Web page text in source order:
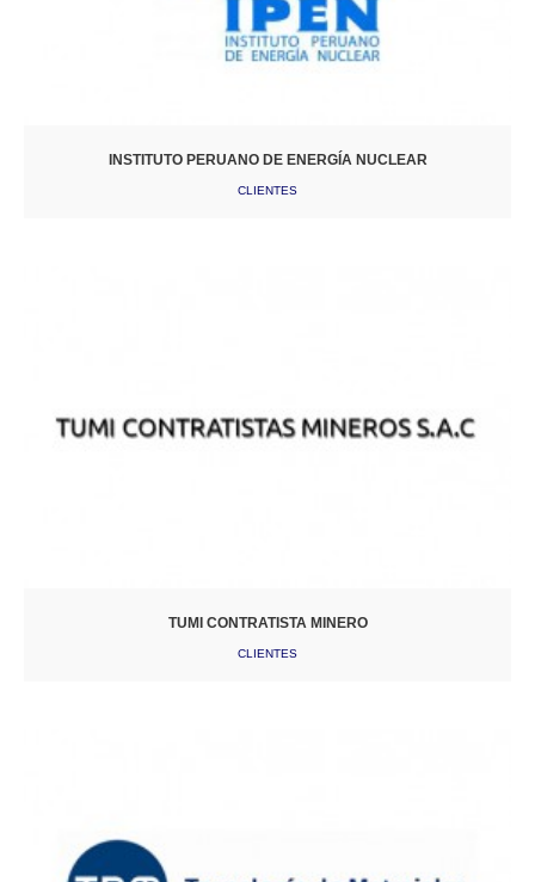
INSTITUTO PERUANO DE ENERGÍA NUCLEAR
CLIENTES
TUMI CONTRATISTA MINERO
CLIENTES